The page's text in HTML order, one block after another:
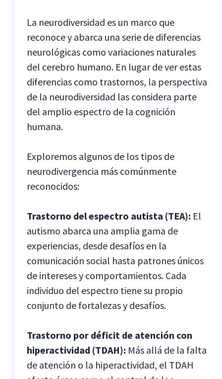
La neurodiversidad es un marco que
reconoce y abarca una serie de diferencias
neurológicas como variaciones naturales
del cerebro humano. En lugar de ver estas
diferencias como trastornos, la perspectiva
de la neurodiversidad las considera parte
del amplio espectro de la cognición
humana.
Exploremos algunos de los tipos de
neurodivergencia más comúnmente
reconocidos:
Trastorno del espectro autista (TEA): El
autismo abarca una amplia gama de
experiencias, desde desafíos en la
comunicación social hasta patrones únicos
de intereses y comportamientos. Cada
individuo del espectro tiene su propio
conjunto de fortalezas y desafíos.
Trastorno por déficit de atención con
hiperactividad (TDAH): Más allá de la falta
de atención o la hiperactividad, el TDAH